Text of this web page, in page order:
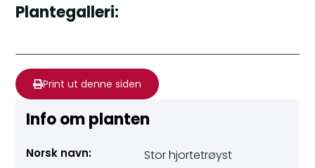
Plantegalleri:
Print ut denne siden
Info om planten
Norsk navn: Stor hjortetrøyst